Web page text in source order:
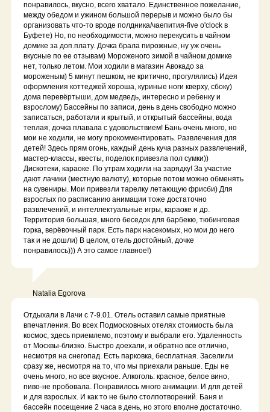
понравилось, вкусно, всего хватало. Единственное пожелание,
между обедом и ужином большой перерыв и можно было бы
организовать что-то вроде полдника/чаепития-five o'clock в
Буфете) Но, по необходимости, можно перекусить в чайном
домике за доп.плату. Дочка брала пирожные, ну уж очень
вкусные по ее отзывам) Мороженого зимой в чайном домике
нет, только летом. Мои ходили в магазин Авокадо за
мороженым) 5 минут пешком, не критично, прогулялись) Идея
оформления коттеджей хороша, куриные ноги кверху, сбоку)
дома перевёртыши, дом медведь, интересно и ребенку и
взрослому) Бассейны по записи, день в день свободно можно
записаться, работали и крытый, и открытый бассейны, вода
теплая, дочка плавала с удовольствием! Бань очень много, но
мои не ходили, не могу прокомментировать. Развлечения для
детей! Здесь прям огонь, каждый день куча разных развлечений,
мастер-классы, квесты, поделок привезла пол сумки))
Дискотеки, караоке. По утрам ходили на зарядку! За участие
дают лачики (местную валюту), которые потом можно обменять
на сувениры. Мои привезли тарелку летающую фрисби) Для
взрослых по расписанию анимации тоже достаточно
развлечений, и интеллектуальные игры, караоке и др.
Территория большая, много беседок для барбекю, тюбинговая
горка, верёвочный парк. Есть парк насекомых, но мои до него
так и не дошли) В целом, отель достойный, дочке
понравилось))) А это самое главное!)
Natalia Egorova
Отдыхали в Лачи с 7-9.01. Отель оставил самые приятные
впечатления. Во всех Подмосковных отелях стоимость была
космос, здесь приемлемо, поэтому и выбрали его. Удаленность
от Москвы-близко. Быстро доехали, и обратно все отлично,
несмотря на снегопад. Есть парковка, бесплатная. Заселили
сразу же, несмотря на то, что мы приехали раньше. Еды не
очень много, но все вкусное. Алкоголь: красное, белое вино,
пиво-не пробовала. Понравилось много анимации. И для детей
и для взрослых. И как то не было столпотворений. Баня и
бассейн посещение 2 часа в день, но этого вполне достаточно.